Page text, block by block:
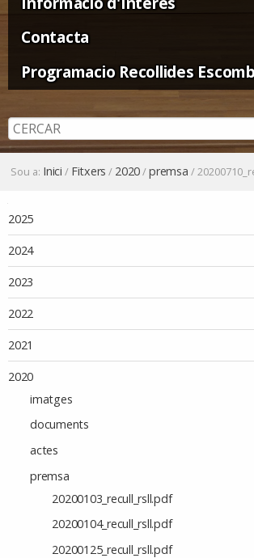
Contacta
Programacio Recollides
Sou a: Inici / Fitxers / 2020/premsa /
2025
2024
2023
2022
2021
2020
imatges
documents
actes
premsa
20200103_recull_rsll.pdf
20200104_recull_rsll.pdf
20200125_recull_rsll.pdf